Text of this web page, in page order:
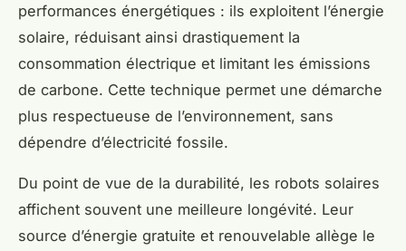
performances énergétiques : ils exploitent l’énergie
solaire, réduisant ainsi drastiquement la
consommation électrique et limitant les émissions
de carbone. Cette technique permet une démarche
plus respectueuse de l’environnement, sans
dépendre d’électricité fossile.
Du point de vue de la durabilité, les robots solaires
affichent souvent une meilleure longévité. Leur
source d’énergie gratuite et renouvelable allège le